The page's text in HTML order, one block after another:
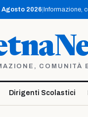
Agosto 2026 Informazione,
Dirigenti Scolastici